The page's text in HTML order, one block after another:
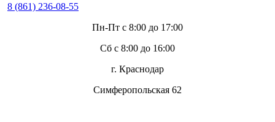
8 (861) 236-08-55
Пн-Пт с 8:00 до 17:00
Сб с 8:00 до 16:00
г. Краснодар
Симферопольская 62